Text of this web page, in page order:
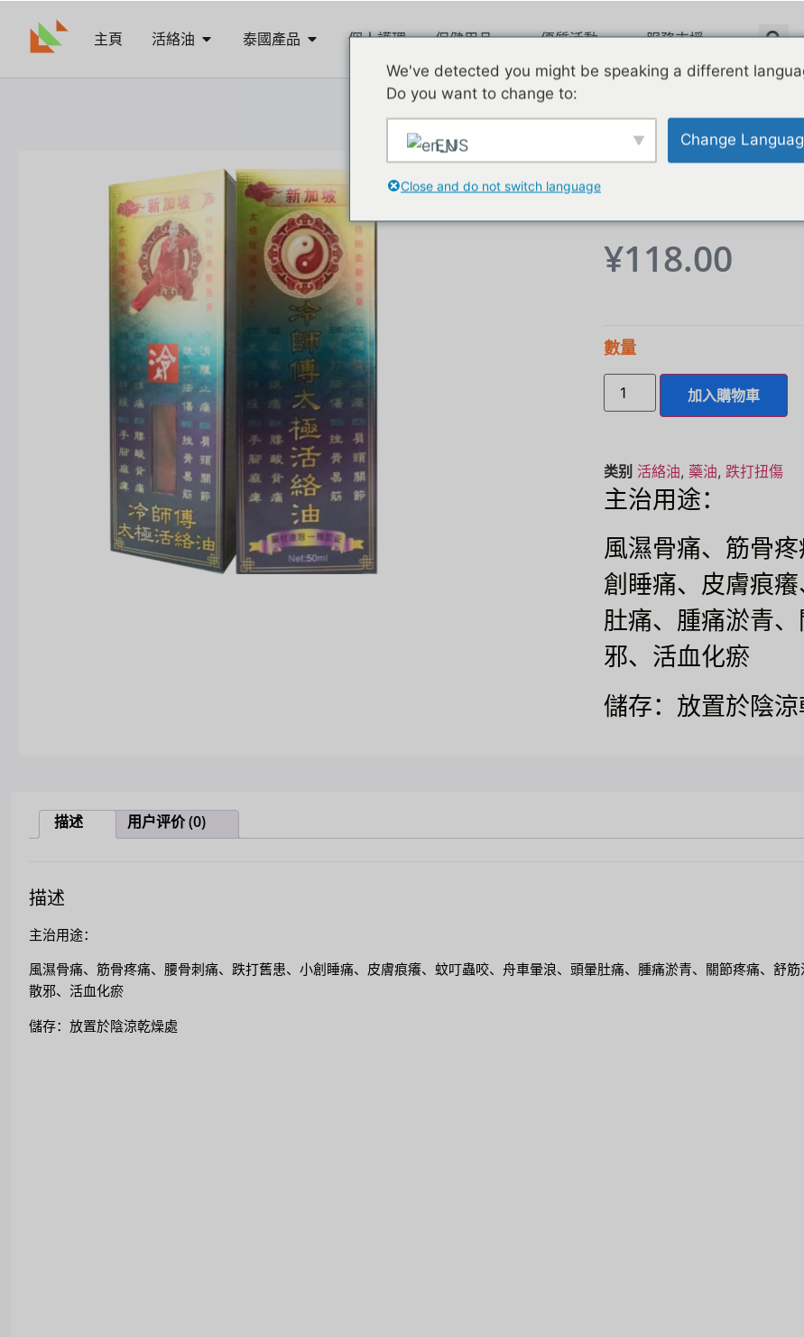
主頁 活絡油 泰國產品 個人護理 保健用品 優質活動 服務支援
冷師傅太極
¥118.00
數量
加入購物車
类别 活絡油, 藥油, 跌打扭傷
主治用途：
風濕骨痛、筋骨
創睡痛、皮膚痕
肚痛、腫痛淤青
邪、活血化瘀
儲存：放置於陰
描述 用户评价 (0)
描述
主治用途：
風濕骨痛、筋骨疼痛、腰骨刺痛、跌打舊患、小創睡痛、皮膚痕癢、蚊叮蟲咬、舟車暈浪、頭暈肚痛、腫痛淤青、關節疼痛、舒
散邪、活血化瘀
儲存：放置於陰涼乾燥處
We've detected you might be speaking a different
Do you want to change to:
EN Change
Close and do not switch language